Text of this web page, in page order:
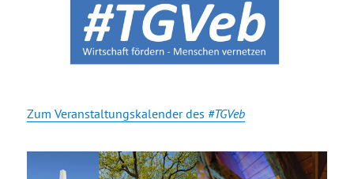
Zum Veranstaltungskalender des #TGVeb